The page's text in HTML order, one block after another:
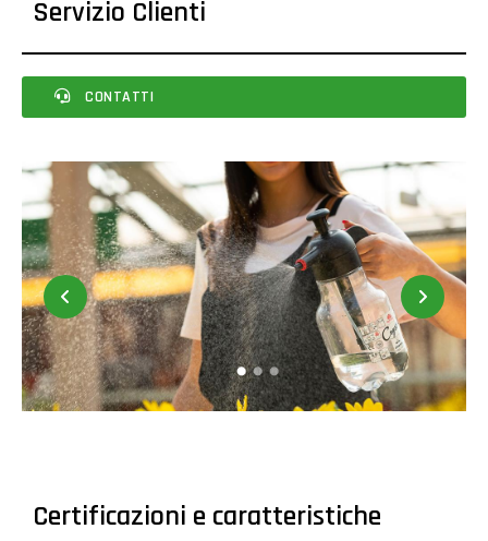
Servizio Clienti
CONTATTI
Certificazioni e caratteristiche